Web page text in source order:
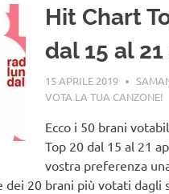
Hit Chart
dal 15 al
15 APRILE 2019
VOTA LA TUA CANZONE!
Ecco i 50 brani
Top 20 dal 15 al 21
vostra preferenza
20 brani più votati dagli